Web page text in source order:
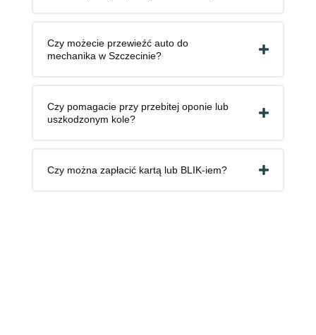
Czy możecie przewieźć auto do
mechanika w Szczecinie?
Czy pomagacie przy przebitej oponie lub
uszkodzonym kole?
Czy można zapłacić kartą lub BLIK-iem?